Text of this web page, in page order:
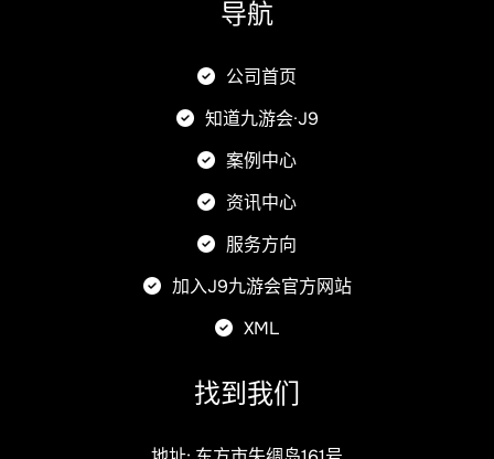
导航
公司首页
知道九游会·J9
案例中心
资讯中心
服务方向
加入J9九游会官方网站
XML
找到我们